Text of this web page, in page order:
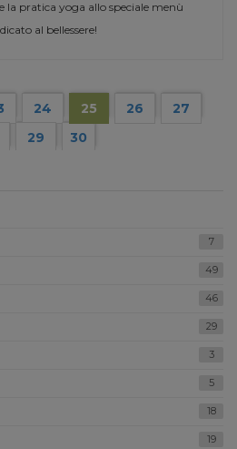
la pratica yoga allo speciale menù
al bellessere!
24 25 26
27
29 30
7
49
46
29
3
5
18
19